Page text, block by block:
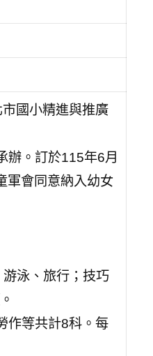
國小精進與推廣
辦。訂於115年6月
軍會同意納入幼女
泳、旅行；技巧
作等共計8科。每